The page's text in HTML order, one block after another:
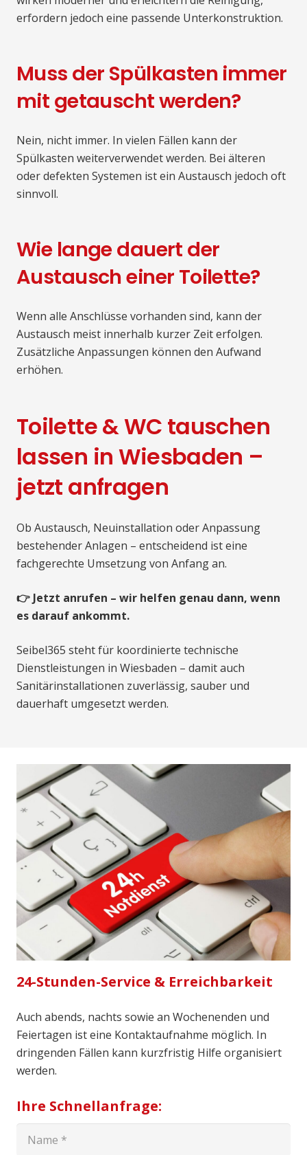
erfordern jedoch eine passende Unterkonstruktion.
Muss der Spülkasten immer
mit getauscht werden?
Nein, nicht immer. In vielen Fällen kann der
Spülkasten weiterverwendet werden. Bei älteren
oder defekten Systemen ist ein Austausch jedoch oft
sinnvoll.
Wie lange dauert der
Austausch einer Toilette?
Wenn alle Anschlüsse vorhanden sind, kann der
Austausch meist innerhalb kurzer Zeit erfolgen.
Zusätzliche Anpassungen können den Aufwand
erhöhen.
Toilette & WC tauschen
lassen in Wiesbaden –
jetzt anfragen
Ob Austausch, Neuinstallation oder Anpassung
bestehender Anlagen – entscheidend ist eine
fachgerechte Umsetzung von Anfang an.
👉 Jetzt anrufen – wir helfen genau dann, wenn
es darauf ankommt.
Seibel365 steht für koordinierte technische
Dienstleistungen in Wiesbaden – damit auch
Sanitärinstallationen zuverlässig, sauber und
dauerhaft umgesetzt werden.
24-Stunden-Service & Erreichbarkeit
Auch abends, nachts sowie an Wochenenden und
Feiertagen ist eine Kontaktaufnahme möglich. In
dringenden Fällen kann kurzfristig Hilfe organisiert
werden.
Ihre Schnellanfrage: